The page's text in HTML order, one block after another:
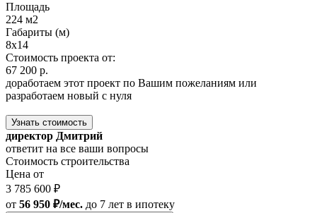
Площадь
224 м2
Габариты (м)
8x14
Стоимость проекта от:
67 200 р.
доработаем этот проект по Вашим пожеланиям или
разработаем новый с нуля
Узнать стоимость
директор Дмитрий
ответит на все ваши вопросы
Стоимость строительства
Цена от
3 785 600 ₽
от 56 950 ₽/мес. до 7 лет в ипотеку